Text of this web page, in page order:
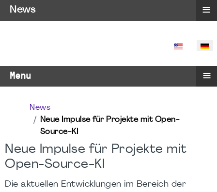
SPRACHE
Menu ≡
News
Neue Impulse für Projekte mit Open-
Source-KI
Neue Impulse für Projekte mit
Open-Source-KI
Die aktuellen Entwicklungen im Bereich der
News ≡